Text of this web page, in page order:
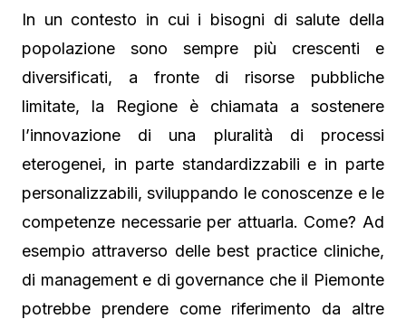
In un contesto in cui i bisogni di salute della
popolazione sono sempre più crescenti e
diversificati, a fronte di risorse pubbliche
limitate, la Regione è chiamata a sostenere
l’innovazione di una pluralità di processi
eterogenei, in parte standardizzabili e in parte
personalizzabili, sviluppando le conoscenze e le
competenze necessarie per attuarla. Come? Ad
esempio attraverso delle best practice cliniche,
di management e di governance che il Piemonte
potrebbe prendere come riferimento da altre